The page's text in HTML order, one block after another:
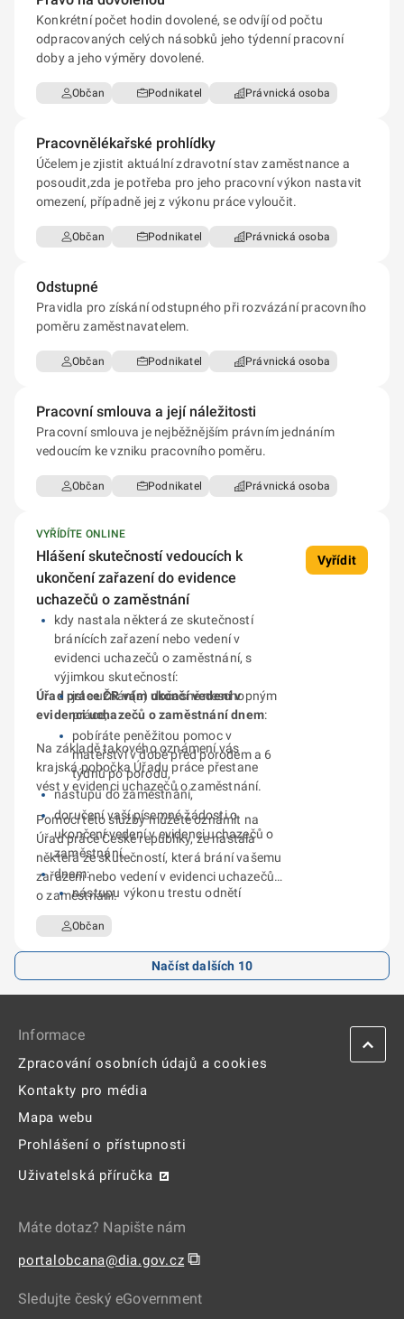
Informace
Zpracování osobních údajů a cookies
Kontakty pro média
Mapa webu
Prohlášení o přístupnosti
Uživatelská příručka
Máte dotaz? Napište nám
portalobcana@dia.gov.cz ⧉
Sledujte český eGovernment